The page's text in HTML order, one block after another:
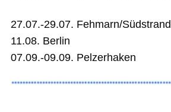
27.07.-29.07. Fehmarn/Südstrand
11.08. Berlin
07.09.-09.09. Pelzerhaken